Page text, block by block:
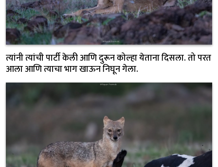
त्यांनी त्यांची पार्टी केली आणि दुरून कोल्हा येताना दिसला. तो परत
आला आणि त्याचा भाग खाऊन निघून गेला.